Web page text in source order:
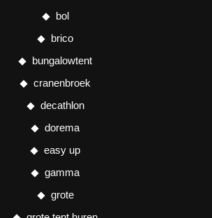
bol
brico
bungalowtent
cranenbroek
decathlon
dorema
easy up
gamma
grote